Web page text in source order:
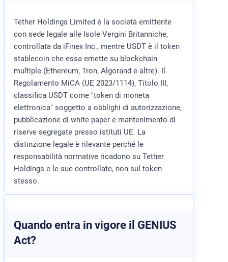
Tether Holdings Limited è la società emittente
con sede legale alle Isole Vergini Britanniche,
controllata da iFinex Inc., mentre USDT è il token
stablecoin che essa emette su blockchain
multiple (Ethereum, Tron, Algorand e altre). Il
Regolamento MiCA (UE 2023/1114), Titolo III,
classifica USDT come "token di moneta
elettronica" soggetto a obblighi di autorizzazione,
pubblicazione di white paper e mantenimento di
riserve segregate presso istituti UE. La
distinzione legale è rilevante perché le
responsabilità normative ricadono su Tether
Holdings e le sue controllate, non sul token
stesso.
Quando entra in vigore il GENIUS
Act?